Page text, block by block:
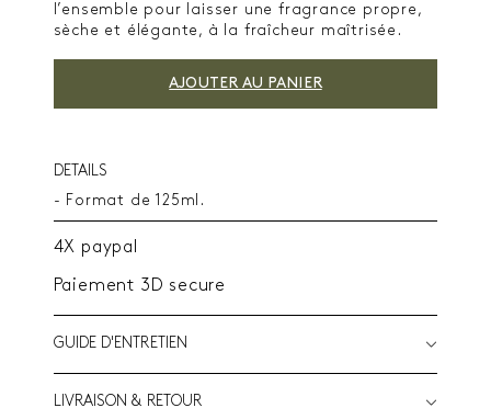
l’ensemble pour laisser une fragrance propre,
sèche et élégante, à la fraîcheur maîtrisée.
AJOUTER AU PANIER
DETAILS
- Format de 125ml.
4X paypal
Paiement 3D secure
GUIDE D'ENTRETIEN
LIVRAISON & RETOUR